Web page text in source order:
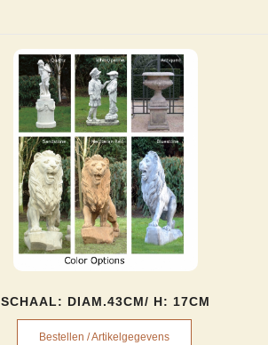
SCHAAL: DIAM.43CM/ H: 17CM
Bestellen / Artikelgegevens